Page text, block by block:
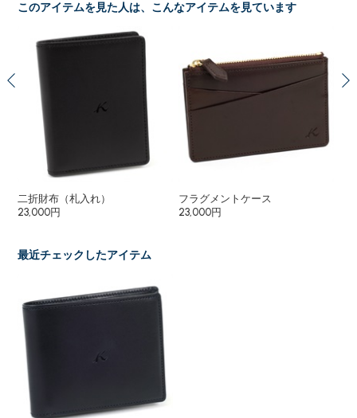
このアイテムを見た人は、こんなアイテムを見ています
二折財布（札入れ）
23,000円
フラグメントケース
23,000円
最近チェックしたアイテム